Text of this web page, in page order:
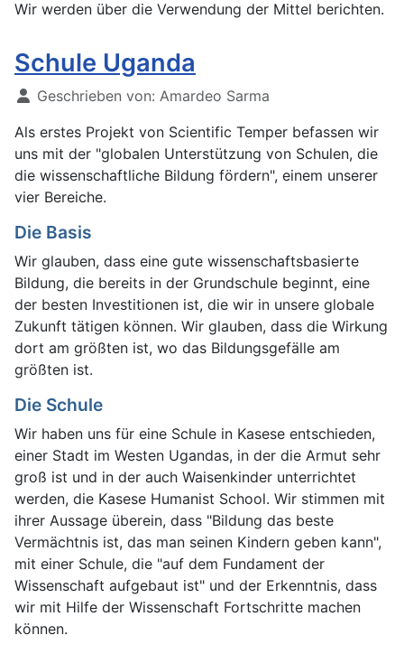
Wir werden über die Verwendung der Mittel berichten.
Schule Uganda
Geschrieben von: Amardeo Sarma
Als erstes Projekt von Scientific Temper befassen wir
uns mit der "globalen Unterstützung von Schulen, die
die wissenschaftliche Bildung fördern", einem unserer
vier Bereiche.
Die Basis
Wir glauben, dass eine gute wissenschaftsbasierte
Bildung, die bereits in der Grundschule beginnt, eine
der besten Investitionen ist, die wir in unsere globale
Zukunft tätigen können. Wir glauben, dass die Wirkung
dort am größten ist, wo das Bildungsgefälle am
größten ist.
Die Schule
Wir haben uns für eine Schule in Kasese entschieden,
einer Stadt im Westen Ugandas, in der die Armut sehr
groß ist und in der auch Waisenkinder unterrichtet
werden, die Kasese Humanist School. Wir stimmen mit
ihrer Aussage überein, dass "Bildung das beste
Vermächtnis ist, das man seinen Kindern geben kann",
mit einer Schule, die "auf dem Fundament der
Wissenschaft aufgebaut ist" und der Erkenntnis, dass
wir mit Hilfe der Wissenschaft Fortschritte machen
können.